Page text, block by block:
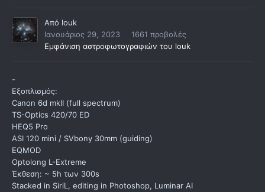
Από louk
Ιανουάριος 29, 2023
1661 προβολές
Εμφάνιση αστροφωτογραφιών του louk
-
Εξοπλισμός:
Canon 6d mkII (full spectrum)
TS-Optics 420/70 ED
HEQ5 Pro
ASI 120 mini / SVbony 30mm (guiding)
EQMOD
Optolong L-Extreme
Έκθεση: ~ 5h των 300s
Stacked in SiriL, editing in Photoshop, Luminar AI